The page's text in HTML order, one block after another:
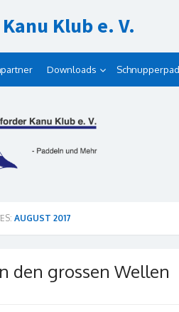
Klub e. V.
Downloads
AUGUST 2017
den grossen Wellen